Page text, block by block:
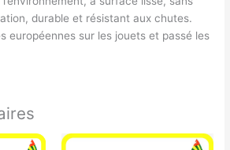
durable et résistant aux chutes.
européennes sur les jouets et passé les